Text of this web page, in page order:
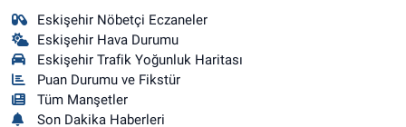
Eskişehir Nöbetçi Eczaneler
Eskişehir Hava Durumu
Eskişehir Trafik Yoğunluk Haritası
Puan Durumu ve Fikstür
Tüm Manşetler
Son Dakika Haberleri